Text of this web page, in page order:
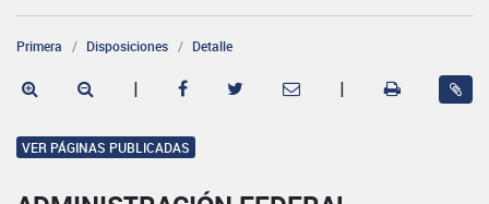
Primera Disposiciones Detalle
| |
VER PÁGINAS PUBLICADAS